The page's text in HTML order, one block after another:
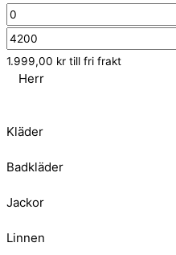
1.999,00 kr till fri frakt
Herr
Kläder
Badkläder
Jackor
Linnen